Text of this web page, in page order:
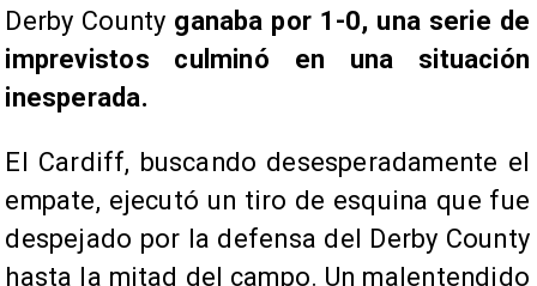
Derby County ganaba por 1-0, una serie de
imprevistos culminó en una situación
inesperada.
El Cardiff, buscando desesperadamente el
empate, ejecutó un tiro de esquina que fue
despejado por la defensa del Derby County
hasta la mitad del campo. Un malentendido